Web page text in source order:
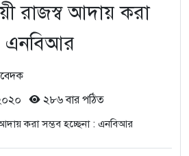
রাজস্ব আদায় করা
: এনবিআর
২০২০
২৮৬ বার পঠিত